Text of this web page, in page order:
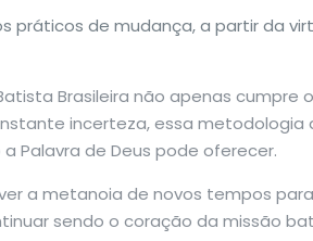
de mudança, a partir da
Brasileira não apenas
incerteza, essa
Palavra de Deus pode oferecer.
a metanoia de novos tempos
sendo o coração da missão